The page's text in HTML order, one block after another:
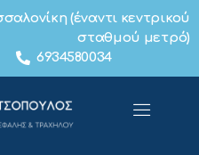
(έναντι κεντρικού
σταθμού μετρό)
6934580034